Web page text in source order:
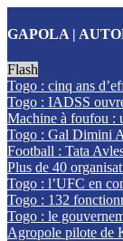
GAPOLA |
Flash
Togo : cinq ans
Togo : IADSS
Machine à foufou :
Togo : Gal Dimini
Football : Tata
Plus de 40
Togo : l’UFC en
Togo : 132
Togo : le
Agropole pilote de